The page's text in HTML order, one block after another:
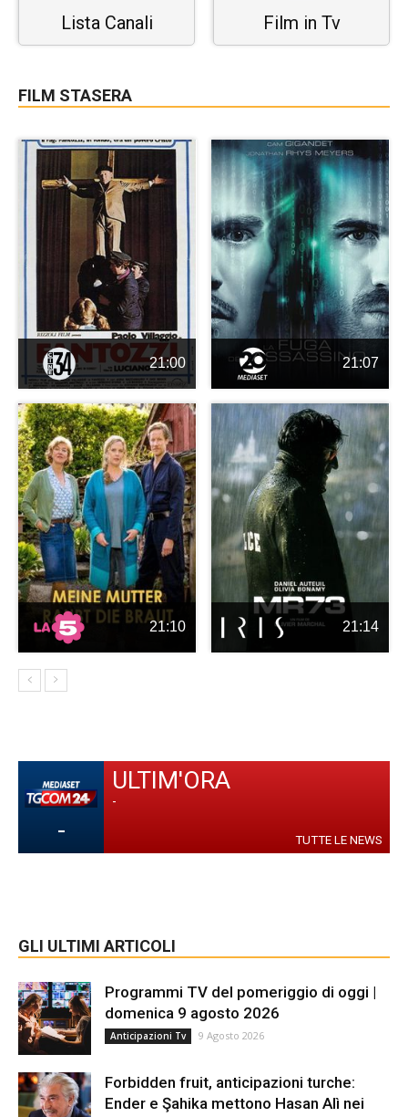
Lista Canali Film in Tv
FILM STASERA
21:00 21:07
21:10 21:14
-
ULTIM'ORA
-
TUTTE LE NEWS
GLI ULTIMI ARTICOLI
Programmi TV del pomeriggio di oggi |
domenica 9 agosto 2026
Anticipazioni Tv 9 Agosto 2026
Forbidden fruit, anticipazioni turche:
Ender e Şahika mettono Hasan Alì nei